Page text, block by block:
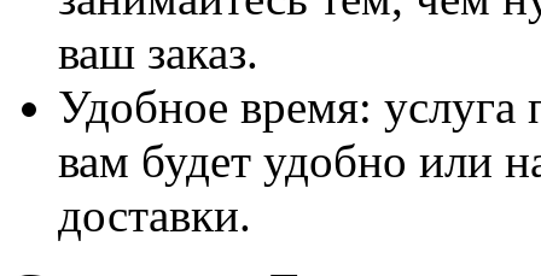
ваш заказ.
Удобное время: услуга
вам будет удобно или
доставки.